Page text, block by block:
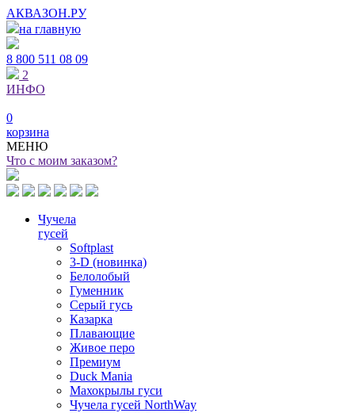
АКВАЗОН.РУ
на главную
8 800 511 08 09
2
ИНФО
0
корзина
МЕНЮ
Что с моим заказом?
Чучела
гусей
Softplast
3-D (новинка)
Белолобый
Гуменник
Серый гусь
Казарка
Плавающие
Живое перо
Премиум
Duck Mania
Махокрылы гуси
Чучела гусей NorthWay